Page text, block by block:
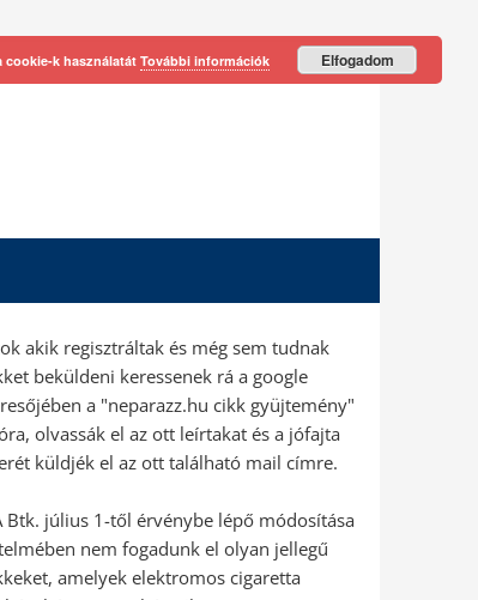
akik regisztráltak és még sem tudnak
beküldeni keressenek rá a google
a "neparazz.hu cikk gyüjtemény"
olvassák el az ott leírtakat és a jófajta
küldjék el az ott található mail címre.
Btk. július 1-től érvénybe lépő módosítása
nem fogadunk el olyan jellegű
amelyek elektromos cigaretta
cookie-k használatát További információk Elfogadom